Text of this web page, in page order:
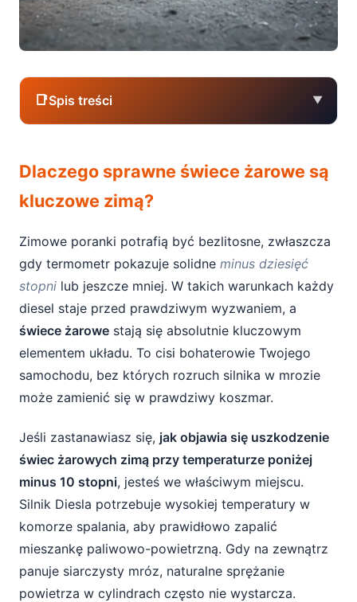
📑Spis treści ▼
kluczowe zimą?
Jak działają świece żarowe w silniku Diesla?
Jak objawia się uszkodzenie świec
żarowych zimą? Kluczowe symptomy
1. Długie i utrudnione uruchamianie silnika
2. Biały lub niebieski dym z rury wydechowej
po uruchomieniu
3. Nierówna praca silnika po rozruchu
(„telepanie”)
4. Zwiększone zużycie paliwa na krótkich
dystansach
kontrolki świec żarowych
6. Spadek mocy i gorsza reakcja na gaz po
zimnym rozruchu
Dlaczego sprawne świece żarowe są
kluczowe zimą?
Zimowe poranki potrafią być bezlitosne, zwłaszcza
gdy termometr pokazuje solidne minus dziesięć
stopni lub jeszcze mniej. W takich warunkach każdy
diesel staje przed prawdziwym wyzwaniem, a
świece żarowe stają się absolutnie kluczowym
elementem układu. To cisi bohaterowie Twojego
samochodu, bez których rozruch silnika w mrozie
może zamienić się w prawdziwy koszmar.
Jeśli zastanawiasz się, jak objawia się uszkodzenie
świec żarowych zimą przy temperaturze poniżej
minus 10 stopni, jesteś we właściwym miejscu.
Silnik Diesla potrzebuje wysokiej temperatury w
komorze spalania, aby prawidłowo zapalić
mieszankę paliwowo-powietrzną. Gdy na zewnątrz
panuje siarczysty mróz, naturalne sprężanie
powietrza w cylindrach często nie wystarcza.